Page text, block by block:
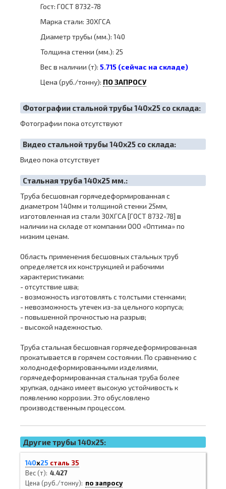
Гост: ГОСТ 8732-78
Марка стали: 30ХГСА
Диаметр трубы (мм.): 140
Толщина стенки (мм.): 25
Вес в наличии (т): 5.715 (сейчас на складе)
Цена (руб./тонну): ПО ЗАПРОСУ
Фотографии стальной трубы 140х25 со склада:
Фотографии пока отсутствуют
Видео стальной трубы 140х25 со склада:
Видео пока отсутствует
Cтальная труба 140х25 мм.:
Труба бесшовная горячедеформированная с
диаметром 140мм и толщиной стенки 25мм,
изготовленная из стали 30ХГСА [ГОСТ 8732-78] в
наличии на складе от компании ООО «Оптима» по
низким ценам.
Область применения бесшовных стальных труб
определяется их конструкцией и рабочими
характеристиками:
- отсутствие шва;
- возможность изготовлять с толстыми стенками;
- невозможность утечек из-за цельного корпуса;
- повышенной прочностью на разрыв;
- высокой надежностью.
Труба стальная бесшовная горячедеформированная
прокатывается в горячем состоянии. По сравнению с
холоднодеформированными изделиями,
горячедеформированная стальная труба более
хрупкая, однако имеет высокую устойчивость к
появлению коррозии. Это обусловлено
производственным процессом.
Другие трубы 140x25:
140х25 сталь 35
Вес (т) 4.427
Цена (руб./тонну)
по запросу